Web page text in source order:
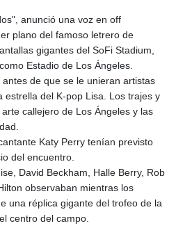
anunció una voz en off
plano del famoso letrero de
gigantes del SoFi Stadium,
Estadio de Los Ángeles.
de que se le unieran artistas
estrella del K-pop Lisa. Los trajes y
callejero de Los Ángeles y las
Katy Perry tenían previsto
del encuentro.
David Beckham, Halle Berry, Rob
observaban mientras los
una réplica gigante del trofeo de la
centro del campo.